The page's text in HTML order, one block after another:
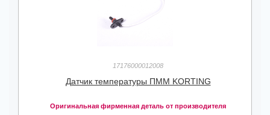
17176000012008
Датчик температуры ПММ KORTING
Оригинальная фирменная деталь от производителя